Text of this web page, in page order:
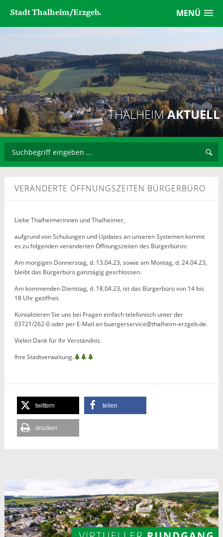
MENÜ
Stadt Thalheim/Erzgeb.
THALHEIMAKTUELL
VERÄNDERTE ÖFFNUNGSZEITEN BÜRGERBÜRO
Liebe Thalheimerinnen und Thalheimer,
aufgrund von Schulungen und Updates an unseren Systemen kommt
es zu folgenden veränderten Öffnungszeiten des Bürgerbüros:
Am morgigen Donnerstag, d. 13.04.23, sowie am Montag, d. 24.04.23,
bleibt das Bürgerbüro ganztägig geschlossen.
Am kommenden Dienstag, d. 18.04.23, ist das Bürgerbüro von 14 bis
18 Uhr geöffnet.
Kontaktieren Sie uns bei Fragen einfach telefonisch unter der
03721/262-0 oder per E-Mail an buergerservice@thalheim-erzgeb.de.
Vielen Dank für Ihr Verständnis.
Ihre Stadtverwaltung.
twittern teilen
drucken